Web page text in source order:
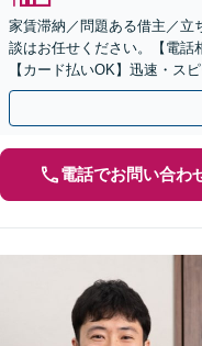
家賃滞納／問題ある借主／立
談はお任せください。【電話
【カード払いOK】迅速・ス
るよう解決へ向けて尽力しま
電話でお問い合わ